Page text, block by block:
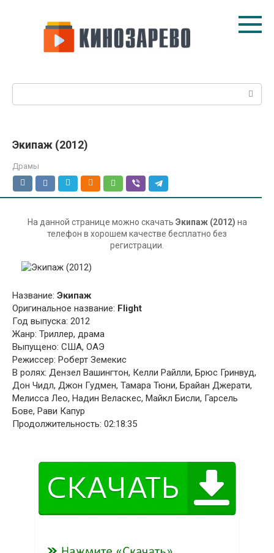
Экипаж (2012)
Драмы
На данной странице можно скачать Экипаж (2012) на
телефон в хорошем качестве бесплатно без
регистрации.
Название: Экипаж
Оригинальное название: Flight
Год выпуска: 2012
Жанр: Триллер, драма
Выпущено: США, ОАЭ
Режиссер: Роберт Земекис
В ролях: Дензел Вашингтон, Келли Райлли, Брюс Гринвуд,
Дон Чидл, Джон Гудмен, Тамара Тюни, Брайан Джерати,
Мелисса Лео, Надин Веласкес, Майкл Бисли, Гарсель
Бове, Рави Капур
Продолжительность: 02:18:35